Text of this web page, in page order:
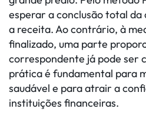
esperar a conclusão total
a receita. Ao contrário, à
finalizado, uma parte
correspondente já pode ser
prática é fundamental para
saudável e para atrair a
instituições financeiras.